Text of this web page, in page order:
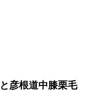
彦根道中膝栗毛